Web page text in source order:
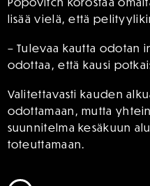
lisää vielä, että
– Tulevaa kautta odotan
odottaa, että kausi
Valitettavasti kauden
odottamaan, mutta
suunnitelma kesäkuun
toteuttamaan.